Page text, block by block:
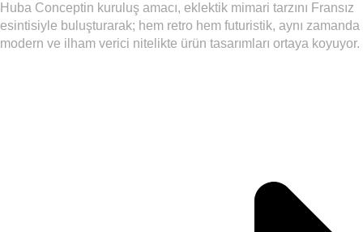
Huba Conceptin kuruluş amacı, eklektik mimari tarzını Fransız
esintisiyle buluşturarak; hem retro hem futuristik, aynı zamanda
modern ve ilham verici nitelikte ürün tasarımları ortaya koyuyor.